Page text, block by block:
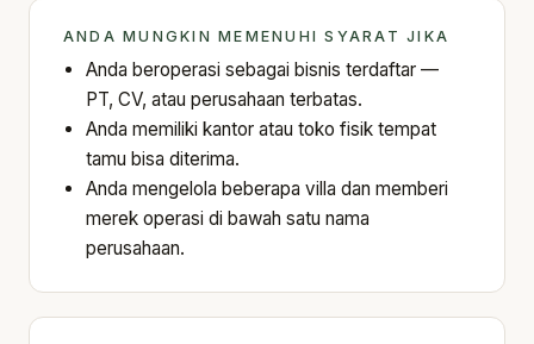
ANDA MUNGKIN MEMENUHI SYARAT JIKA
Anda beroperasi sebagai bisnis terdaftar —
PT, CV, atau perusahaan terbatas.
Anda memiliki kantor atau toko fisik tempat
tamu bisa diterima.
Anda mengelola beberapa villa dan memberi
merek operasi di bawah satu nama
perusahaan.